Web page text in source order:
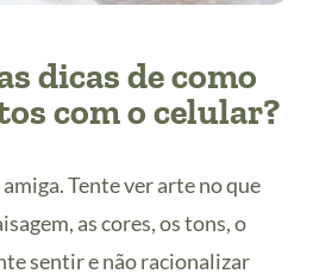
dicas de como
com o celular?
Tente ver arte no que
as cores, os tons, o
sentir e não racionalizar